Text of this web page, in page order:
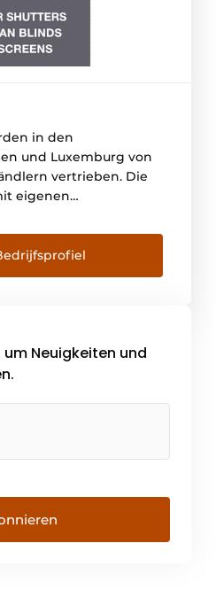
in den
und Luxemburg von
vertrieben. Die
eigenen
zu unserem
Roma Benelux
von 15 Mitarbeitern
von Fachhändlern,
und
nur [...]
um Neuigkeiten und